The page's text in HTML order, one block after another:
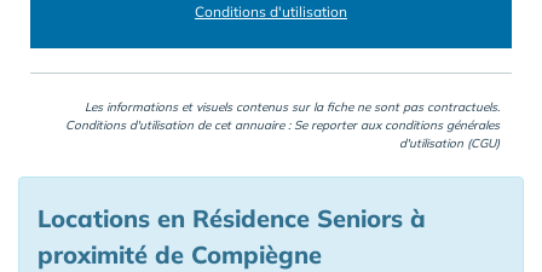
Conditions d'utilisation
Les informations et visuels contenus sur la fiche ne sont pas contractuels.
Conditions d'utilisation de cet annuaire : Se reporter aux conditions générales
d'utilisation (CGU)
Locations en Résidence Seniors à
proximité de Compiègne